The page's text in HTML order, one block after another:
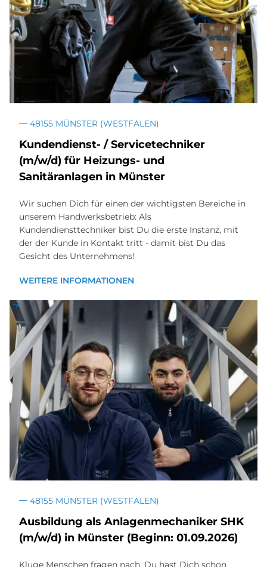
48155 MÜNSTER (WESTFALEN)
Kun­den­dienst- / Ser­vice­tech­ni­ker
(m/w/d) für Hei­zun­gs- und
Sa­ni­tär­an­la­gen in Mün­ster
Wir suchen Dich für einen der wichtigsten Bereiche in
unserem Handwerksbetrieb: Als
Kundendiensttechniker bist Du die erste Instanz, mit
der der Kunde in Kontakt tritt - damit bist Du das
Gesicht des Unternehmens!
WEITERE INFORMATIONEN
48155 MÜNSTER (WESTFALEN)
Aus­bil­dung als An­la­gen­me­cha­ni­ker SHK
(m/w/d) in Mün­ster (Be­ginn: 01.09.2026)
Kluge Menschen fragen nach. Du hast Dich schon